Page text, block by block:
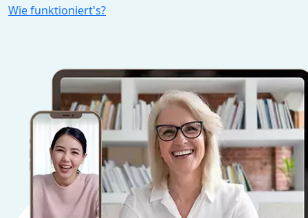
Wie funktioniert's?